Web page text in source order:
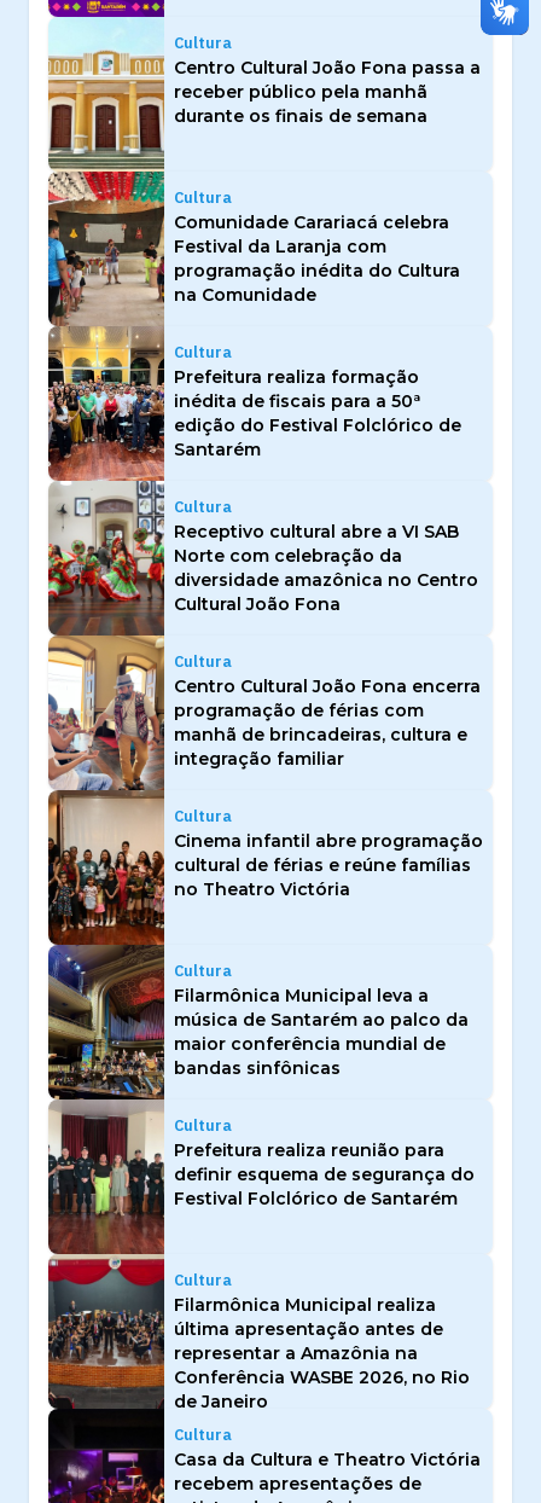
Cultura
Centro Cultural João Fona passa a
receber público pela manhã
durante os finais de semana
Cultura
Comunidade Carariacá celebra
Festival da Laranja com
programação inédita do Cultura
na Comunidade
Cultura
Prefeitura realiza formação
inédita de fiscais para a 50ª
edição do Festival Folclórico de
Santarém
Cultura
Receptivo cultural abre a VI SAB
Norte com celebração da
diversidade amazônica no Centro
Cultural João Fona
Cultura
Centro Cultural João Fona encerra
programação de férias com
manhã de brincadeiras, cultura e
integração familiar
Cultura
Cinema infantil abre programação
cultural de férias e reúne famílias
no Theatro Victória
Cultura
Filarmônica Municipal leva a
música de Santarém ao palco da
maior conferência mundial de
bandas sinfônicas
Cultura
Prefeitura realiza reunião para
definir esquema de segurança do
Festival Folclórico de Santarém
Cultura
Filarmônica Municipal realiza
última apresentação antes de
representar a Amazônia na
Conferência WASBE 2026, no Rio
de Janeiro
Cultura
Casa da Cultura e Theatro Victória
recebem apresentações de